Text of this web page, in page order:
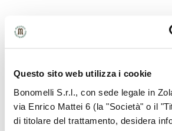
Questo sito web utilizza i cookie
Bonomelli S.r.l., con sede legale in
via Enrico Mattei 6 (la "Società" o il
di titolare del trattamento, desidera
Alle uova sbattute aggiungete